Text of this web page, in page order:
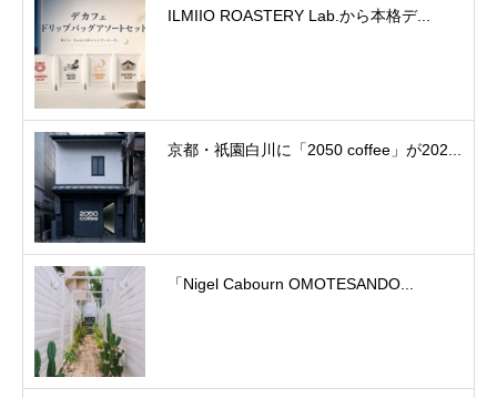
ILMIIO ROASTERY Lab.から本格デ...
京都・祇園白川に「2050 coffee」が202...
「Nigel Cabourn OMOTESANDO...